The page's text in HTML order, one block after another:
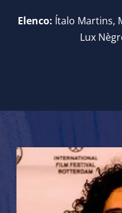
Elenco: Ítalo Martins,
Lux